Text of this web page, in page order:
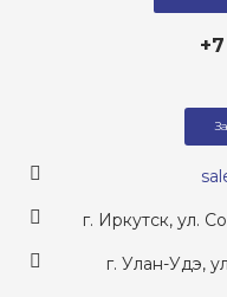
г. Иркутск, ул.
г. Улан-Удэ,